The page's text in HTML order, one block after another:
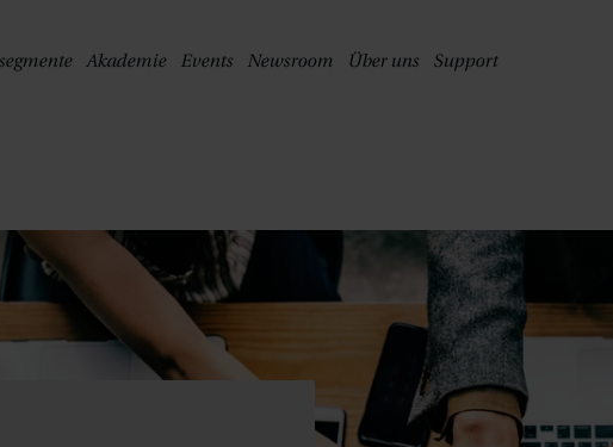
Akademie Events Newsroom Über uns Support